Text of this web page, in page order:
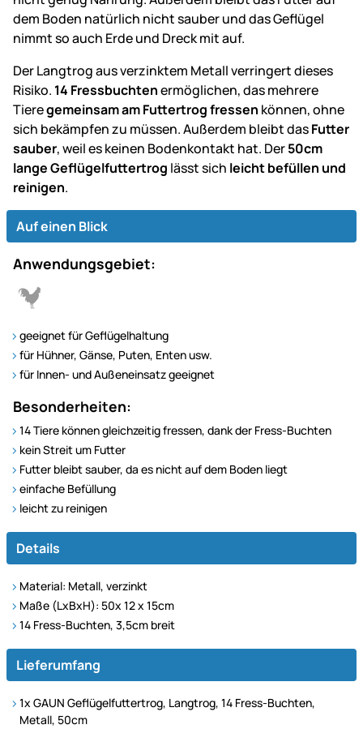
dem Boden natürlich nicht sauber und das Geflügel
nimmt so auch Erde und Dreck mit auf.
Der Langtrog aus verzinktem Metall verringert dieses
Risiko. 14 Fressbuchtenermöglichen, das mehrere
Tieregemeinsam am Futtertrog fressen können, ohne
sich bekämpfen zu müssen. Außerdem bleibt dasFutter
sauber, weil es keinen Bodenkontakt hat. Der50cm
lange Geflügelfuttertrog lässt sich leicht befüllen und
reinigen.
Auf einen Blick
Anwendungsgebiet:
geeignet für Geflügelhaltung
für Hühner, Gänse, Puten, Enten usw.
für Innen- und Außeneinsatz geeignet
Besonderheiten:
14 Tiere können gleichzeitig fressen, dank der Fress-Buchten
kein Streit um Futter
Futter bleibt sauber, da es nicht auf dem Boden liegt
einfache Befüllung
leicht zu reinigen
Details
Material: Metall, verzinkt
Maße (LxBxH): 50x 12 x 15cm
14 Fress-Buchten, 3,5cm breit
Lieferumfang
1x GAUN Geflügelfuttertrog, Langtrog, 14 Fress-Buchten,
Metall, 50cm